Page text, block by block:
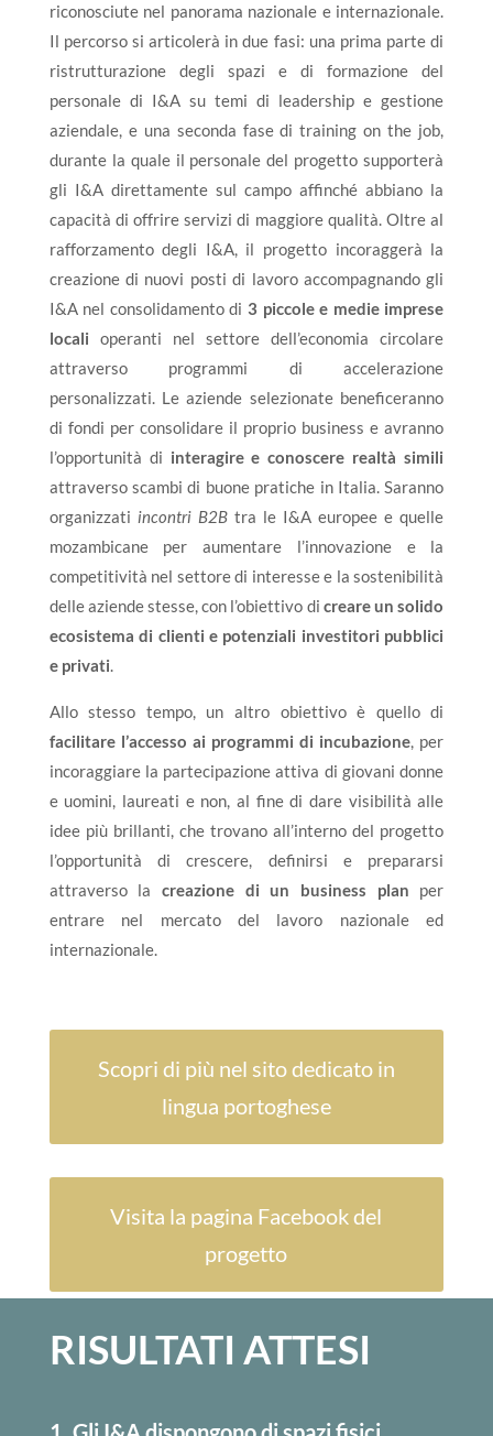
riconosciute nel panorama nazionale e internazionale.
Il percorso si articolerà in due fasi: una prima parte di
ristrutturazione degli spazi e di formazione del
personale di I&A su temi di leadership e gestione
aziendale, e una seconda fase di training on the job,
durante la quale il personale del progetto supporterà
gli I&A direttamente sul campo affinché abbiano la
capacità di offrire servizi di maggiore qualità. Oltre al
rafforzamento degli I&A, il progetto incoraggerà la
creazione di nuovi posti di lavoro accompagnando gli
I&A nel consolidamento di 3 piccole e medie imprese
locali operanti nel settore dell’economia circolare
attraverso programmi di accelerazione
personalizzati.Le aziende selezionate beneficeranno
di fondi per consolidare il proprio business e avranno
l’opportunità di interagire e conoscere realtà simili
attraverso scambi di buone pratiche in Italia. Saranno
organizzati incontri B2Btra le I&A europee e quelle
mozambicane per aumentare l’innovazione e la
competitività nel settore di interesse e la sostenibilità
delle aziende stesse, con l’obiettivo di creare un solido
ecosistema di clienti e potenziali investitori pubblici
e privati.
Allo stesso tempo, un altro obiettivo è quello di
facilitare l’accesso ai programmi di incubazione, per
incoraggiare la partecipazione attiva di giovani donne
e uomini, laureati e non, al fine di dare visibilità alle
idee più brillanti, che trovano all’interno del progetto
l’opportunità di crescere, definirsi e prepararsi
attraverso lacreazione di un business plan per
entrare nel mercato del lavoro nazionale ed
internazionale.
Scopri di più nel sito dedicato in
lingua portoghese
Visita la pagina Facebook del
progetto
RISULTATI ATTESI